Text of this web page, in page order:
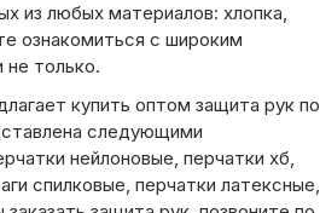
из любых материалов: хлопка,
ознакомиться с широким
только.
купить оптом защита рук по
следующими
нейлоновые, перчатки хб,
спилковые, перчатки латексные,